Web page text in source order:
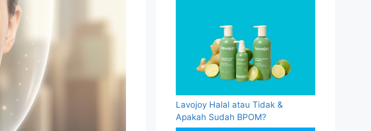
Lavojoy Halal atau Tidak &
Apakah Sudah BPOM?